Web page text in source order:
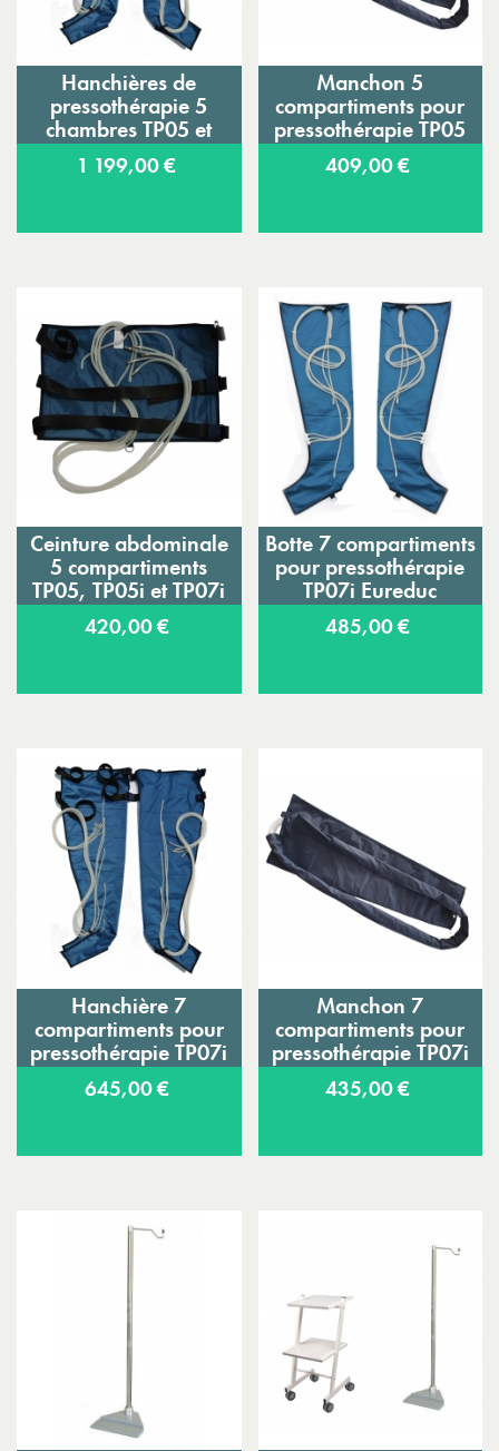
Hanchières de
pressothérapie 5
chambres TP05 et
TP05i Eureduc
1 199,00 €
Manchon 5
compartiments pour
pressothérapie TP05
et TP05i Eureduc
409,00 €
Ceinture abdominale
5 compartiments
TP05, TP05i et TP07i
420,00 €
Botte 7 compartiments
pour pressothérapie
TP07i Eureduc
485,00 €
Hanchière 7
compartiments pour
pressothérapie TP07i
Eureduc
645,00 €
Manchon 7
compartiments pour
pressothérapie TP07i
Eureduc
435,00 €